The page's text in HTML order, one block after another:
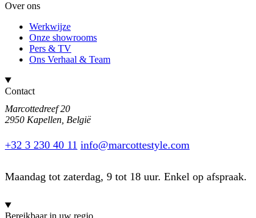
Over ons
Werkwijze
Onze showrooms
Pers & TV
Ons Verhaal & Team
Contact
Marcottedreef 20
2950 Kapellen, België
+32 3 230 40 11 info@marcottestyle.com
Maandag tot zaterdag, 9 tot 18 uur. Enkel op afspraak.